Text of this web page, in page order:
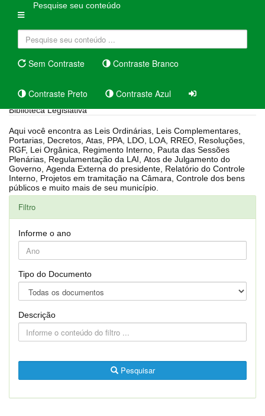
Pesquise seu conteúdo
Sem Contraste Contraste Branco
Contraste Preto Contraste Azul
Biblioteca Legislativa
Aqui você encontra as Leis Ordinárias, Leis Complementares,
Portarias, Decretos, Atas, PPA, LDO, LOA, RREO, Resoluções,
RGF, Lei Orgânica, Regimento Interno, Pauta das Sessões
Plenárias, Regulamentação da LAI, Atos de Julgamento do
Governo, Agenda Externa do presidente, Relatório do Controle
Interno, Projetos em tramitação na Câmara, Controle dos bens
públicos e muito mais de seu município.
Filtro
Informe o ano
Tipo do Documento
Descrição
Pesquisar